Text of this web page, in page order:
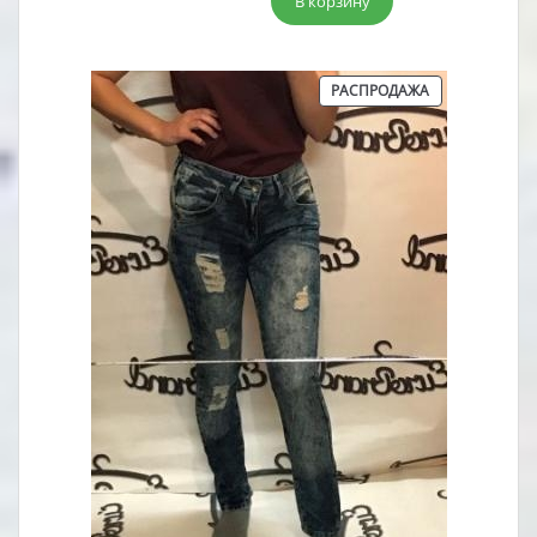
составляла
3,00 руб..
РАСПРОДАЖА
ТОВАР